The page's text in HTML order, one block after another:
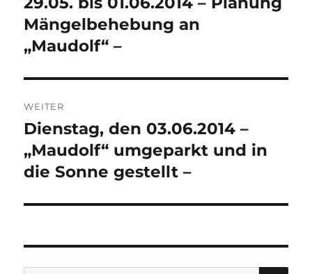
Beitrag:
Mängelbehebung an
„Maudolf“ –
WEITER
Nächster
Beitrag:
Dienstag, den 03.06.2014 –
„Maudolf“ umgeparkt und in
die Sonne gestellt –